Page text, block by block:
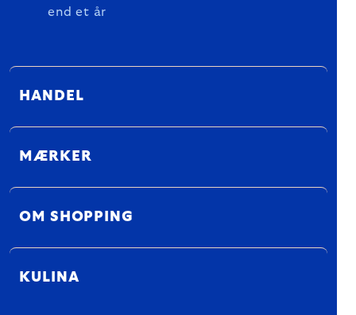
end et år
HANDEL
MÆRKER
OM SHOPPING
KULINA